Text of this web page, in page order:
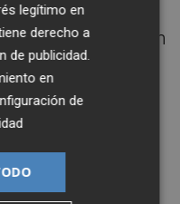
estos barrios con
el
una "potente"
vez llegue la L-
planteamos su
legítimo en
derecho a
de publicidad
en
de